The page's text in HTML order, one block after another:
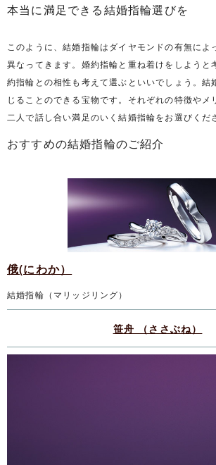
本当に満足できる結婚指輪選びを
このように、結婚指輪はダイヤモンドの有無によ
異なってきます。婚約指輪と重ね着けをしようと
約指輪との相性も考えて選ぶといいでしょう。結
じることのできる宝物です。それぞれの特徴やメ
二人で話し合い満足のいく結婚指輪をお選びくだ
おすすめの結婚指輪のご紹介
俄(にわか）
結婚指輪（マリッジリング）
笹舟 （ささぶね）